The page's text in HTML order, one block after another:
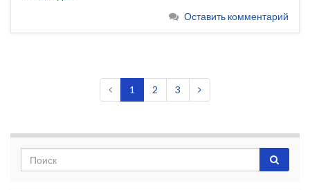
Оставить комментарий
1 2 3